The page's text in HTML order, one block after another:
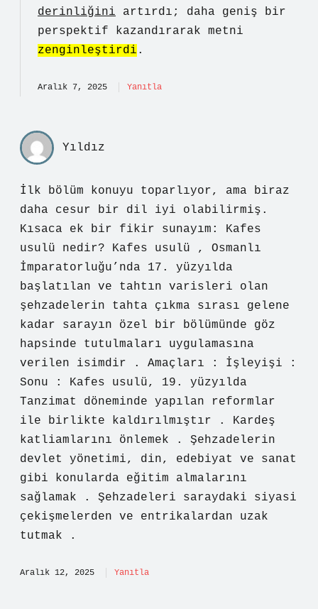
derinliğini artırdı; daha geniş bir
perspektif kazandırarak metni
zenginleştirdi .
Aralık 7, 2025 Yanıtla
Yıldız
İlk bölüm konuyu toparlıyor, ama biraz
daha cesur bir dil iyi olabilirmiş.
Kısaca ek bir fikir sunayım: Kafes
usulü nedir? Kafes usulü , Osmanlı
İmparatorluğu’nda 17. yüzyılda
başlatılan ve tahtın varisleri olan
şehzadelerin tahta çıkma sırası gelene
kadar sarayın özel bir bölümünde göz
hapsinde tutulmaları uygulamasına
verilen isimdir . Amaçları : İşleyişi :
Sonu : Kafes usulü, 19. yüzyılda
Tanzimat döneminde yapılan reformlar
ile birlikte kaldırılmıştır . Kardeş
katliamlarını önlemek . Şehzadelerin
devlet yönetimi, din, edebiyat ve sanat
gibi konularda eğitim almalarını
sağlamak . Şehzadeleri saraydaki siyasi
çekişmelerden ve entrikalardan uzak
tutmak .
Aralık 12, 2025 Yanıtla